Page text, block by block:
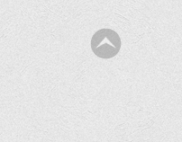
21050, Soborna St, 87
vtei@vtei.edu.ua